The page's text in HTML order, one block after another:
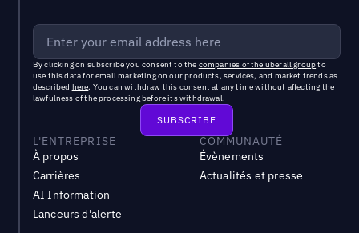
By clicking on subscribe you consent to the companies of the uberall groupto
use this data for email marketing on our products, services, and market trends as
described here. You can withdraw this consent at any time without affecting the
lawfulness of the processing before its withdrawal.
L'ENTREPRISE
À propos
Carrières
AI Information
Lanceurs d'alerte
COMMUNAUTÉ
Évènements
Actualités et presse